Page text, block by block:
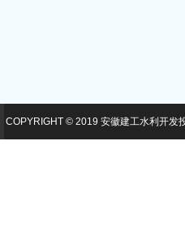
COPYRIGHT © 2019 安徽建工水利开发